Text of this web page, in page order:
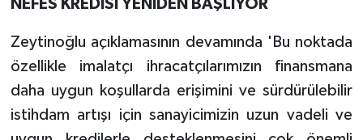
NEFES KREDİSİ YENİDEN BAŞLIYOR
Zeytinoğlu açıklamasının devamında 'Bu noktada
özellikle imalatçı ihracatçılarımızın finansmana
daha uygun koşullarda erişimini ve sürdürülebilir
istihdam artışı için sanayicimizin uzun vadeli ve